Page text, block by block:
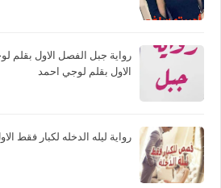
رواية جبل الفصل الاول بقلم
الاول بقلم لوجي احمد
رواية ليله الدخله لكبار فقط